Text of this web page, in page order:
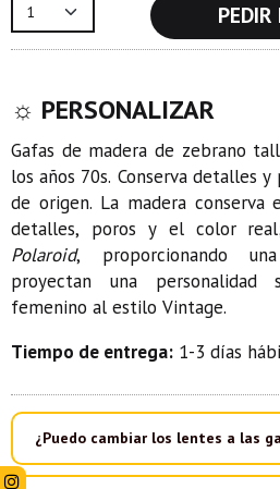
☼ PERSONALIZAR
Gafas de madera de zebrano
los años 70s. Conserva detalles
de origen. La madera conserva
detalles, poros y el color
Polaroid, proporcionando
proyectan una
femenino al estilo Vintage.
Tiempo de entrega: 1-3 días
¿Puedo cambiar los lentes a las